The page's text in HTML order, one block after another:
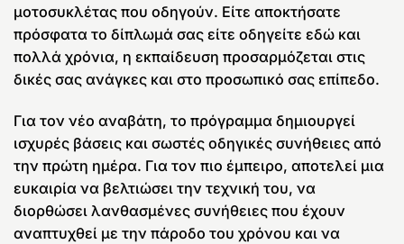
μοτοσυκλέτας που οδηγούν. Είτε αποκτήσατε
πρόσφατα το δίπλωμά σας είτε οδηγείτε εδώ και
πολλά χρόνια, η εκπαίδευση προσαρμόζεται στις
δικές σας ανάγκες και στο προσωπικό σας επίπεδο.
Για τον νέο αναβάτη, το πρόγραμμα δημιουργεί
ισχυρές βάσεις και σωστές οδηγικές συνήθειες από
την πρώτη ημέρα. Για τον πιο έμπειρο, αποτελεί μια
ευκαιρία να βελτιώσει την τεχνική του, να
διορθώσει λανθασμένες συνήθειες που έχουν
αναπτυχθεί με την πάροδο του χρόνου και να